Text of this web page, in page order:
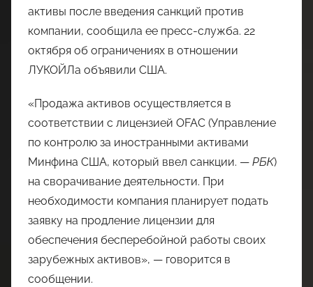
активы после введения санкций против
компании, сообщила ее пресс-служба. 22
октября об ограничениях в отношении
ЛУКОЙЛа объявили США.
«Продажа активов осуществляется в
соответствии с лицензией OFAC (Управление
по контролю за иностранными активами
Минфина США, который ввел санкции. — РБК)
на сворачивание деятельности. При
необходимости компания планирует подать
заявку на продление лицензии для
обеспечения бесперебойной работы своих
зарубежных активов», — говорится в
сообщении.